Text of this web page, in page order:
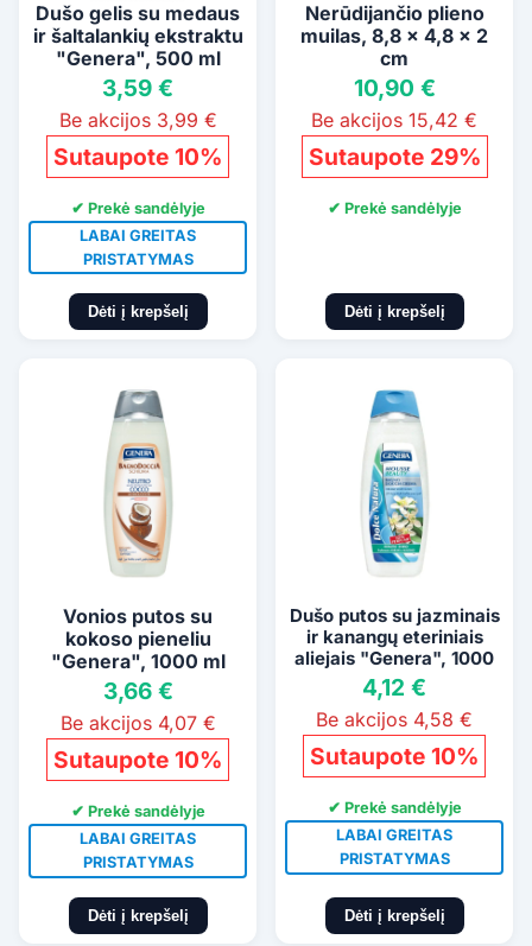
Dušo gelis su medaus
ir šaltalankių ekstraktu
"Genera", 500 ml
3,59 €
Be akcijos 3,99 €
Sutaupote 10%
✔ Prekė sandėlyje
LABAI GREITAS
PRISTATYMAS
Dėti į krepšelį
Nerūdijančio plieno
muilas, 8,8 x 4,8 x 2
cm
10,90 €
Be akcijos 15,42 €
Sutaupote 29%
✔ Prekė sandėlyje
Dėti į krepšelį
Vonios putos su
kokoso pieneliu
"Genera", 1000 ml
3,66 €
Be akcijos 4,07 €
Sutaupote 10%
✔ Prekė sandėlyje
LABAI GREITAS
PRISTATYMAS
Dėti į krepšelį
Dušo putos su jazminais
ir kanangų eteriniais
aliejais "Genera", 1000
ml
4,12 €
Be akcijos 4,58 €
Sutaupote 10%
✔ Prekė sandėlyje
LABAI GREITAS
PRISTATYMAS
Dėti į krepšelį